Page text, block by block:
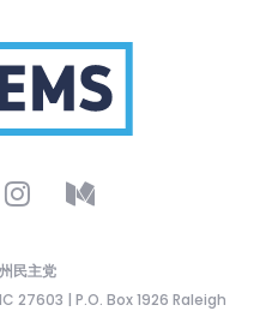
民主党
27603 | P.O. Box 1926 Raleigh